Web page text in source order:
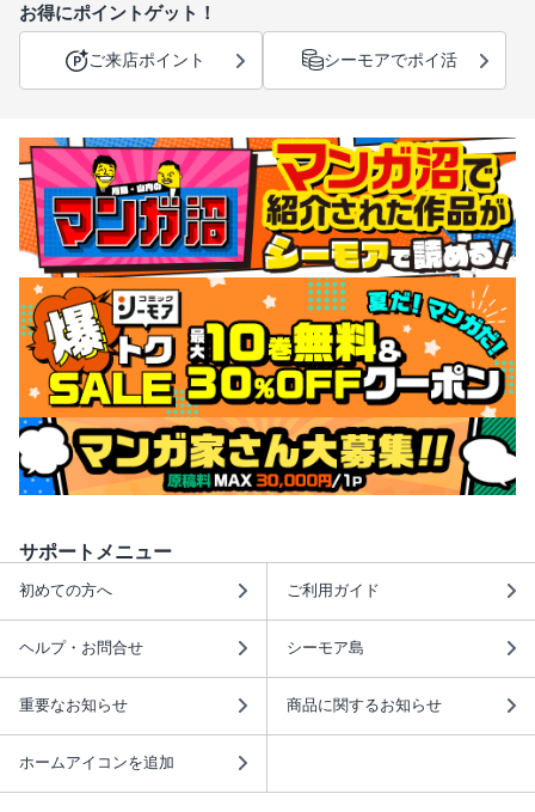
お得にポイントゲット！
ご来店ポイント シーモアでポイ活
サポートメニュー
初めての方へ ご利用ガイド
ヘルプ・お問合せ シーモア島
重要なお知らせ 商品に関するお知らせ
ホームアイコンを追加